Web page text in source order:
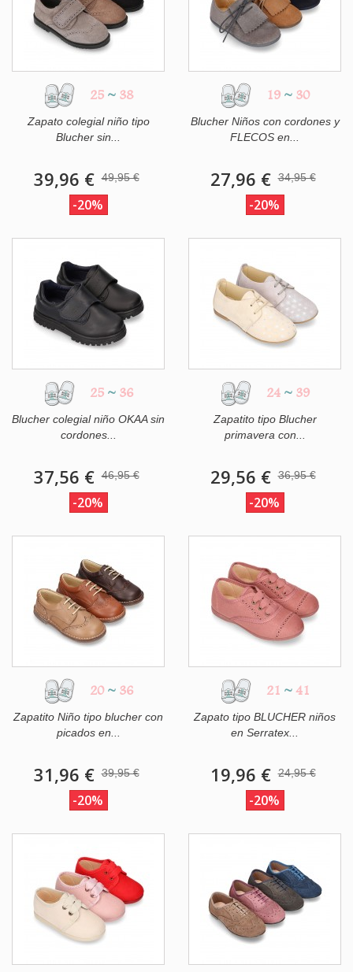
25 ~ 38
Zapato colegial niño tipo
Blucher sin...
39,96 € 49,95 €
-20%
19 ~ 30
Blucher Niños con cordones y
FLECOS en...
27,96 € 34,95 €
-20%
25 ~ 36
Blucher colegial niño OKAA sin
cordones...
37,56 € 46,95 €
-20%
24 ~ 39
Zapatito tipo Blucher
primavera con...
29,56 € 36,95 €
-20%
20 ~ 36
Zapatito Niño tipo blucher con
picados en...
31,96 € 39,95 €
-20%
21 ~ 41
Zapato tipo BLUCHER niños
en Serratex...
19,96 € 24,95 €
-20%